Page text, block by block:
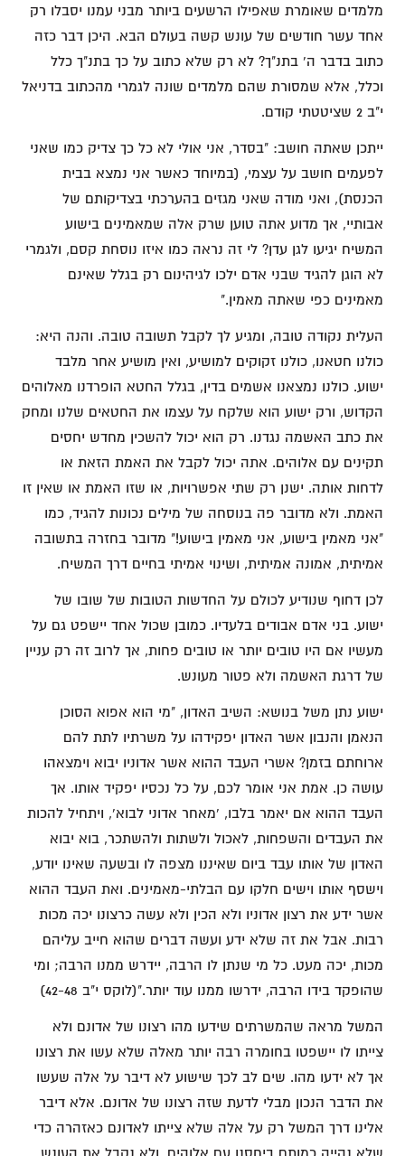
מלמדים שאומרת שאפילו הרשעים ביותר מבני עמנו יסבלו רק
אחד עשר חודשים של עונש קשה בעולם הבא. היכן דבר כזה
כתוב בדבר ה' בתנ"ך? לא רק שלא כתוב על כך בתנ"ך כלל
וכלל, אלא שמסורת שהם מלמדים שונה לגמרי מהכתוב בדניאל
י"ב 2 שציטטתי קודם.
ייתכן שאתה חושב: "בסדר, אני אולי לא כל כך צדיק כמו שאני
לפעמים חושב על עצמי, (במיוחד כאשר אני נמצא בבית
הכנסת), ואני מודה שאני מגזים בהערכתי בצדיקותם של
אבותיי, אך מדוע אתה טוען שרק אלה שמאמינים בישוע
המשיח יגיעו לגן עדן? לי זה נראה כמו איזו נוסחת קסם, ולגמרי
לא הוגן להגיד שבני אדם ילכו לגיהינום רק בגלל שאינם
מאמינים כפי שאתה מאמין."
העלית נקודה טובה, ומגיע לך לקבל תשובה טובה. והנה היא:
כולנו חטאנו, כולנו זקוקים למושיע, ואין מושיע אחר מלבד
ישוע. כולנו נמצאנו אשמים בדין, בגלל החטא הופרדנו מאלוהים
הקדוש, ורק ישוע הוא שלקח על עצמו את החטאים שלנו ומחק
את כתב האשמה נגדנו. רק הוא יכול להשכין מחדש יחסים
תקינים עם אלוהים. אתה יכול לקבל את האמת הזאת או
לדחות אותה. ישנן רק שתי אפשרויות, או שזו האמת או שאין זו
האמת. ולא מדובר פה בנוסחה של מילים נכונות להגיד, כמו
"אני מאמין בישוע, אני מאמין בישוע!" מדובר בחזרה בתשובה
אמיתית, אמונה אמיתית, ושינוי אמיתי בחיים דרך המשיח.
לכן דחוף שנודיע לכולם על החדשות הטובות של שובו של
ישוע. בני אדם אבודים בלעדיו. כמובן שכול אחד יישפט גם על
מעשיו אם היו טובים יותר או טובים פחות, אך לרוב זה רק עניין
של דרגת האשמה ולא פטור מעונש.
ישוע נתן משל בנושא: השיב האדון, "מי הוא אפוא הסוכן
הנאמן והנבון אשר האדון יפקידהו על משרתיו לתת להם
ארוחתם בזמן? אשרי העבד ההוא אשר אדוניו יבוא וימצאהו
עושה כן. אמת אני אומר לכם, על כל נכסיו יפקיד אותו. אך
העבד ההוא אם יאמר בלבו, 'מאחר אדוני לבוא', ויתחיל להכות
את העבדים והשפחות, לאכול ולשתות ולהשתכר, בוא יבוא
האדון של אותו עבד ביום שאיננו מצפה לו ובשעה שאינו יודע,
וישסף אותו וישים חלקו עם הבלתי-מאמינים. ואת העבד ההוא
אשר ידע את רצון אדוניו ולא הכין ולא עשה כרצונו יכה מכות
רבות. אבל את זה שלא ידע ועשה דברים שהוא חייב עליהם
מכות, יכה מעט. כל מי שנתן לו הרבה, יידרש ממנו הרבה; ומי
שהופקד בידו הרבה, ידרשו ממנו עוד יותר."(לוקס י"ב 42-48)
המשל מראה שהמשרתים שידעו מהו רצונו של אדונם ולא
צייתו לו יישפטו בחומרה רבה יותר מאלה שלא עשו את רצונו
אך לא ידעו מהו. שים לב לכך שישוע לא דיבר על אלה שעשו
את הדבר הנכון מבלי לדעת שזה רצונו של אדונם. אלא דיבר
אלינו דרך המשל רק על אלה שלא צייתו לאדונם כאזהרה כדי